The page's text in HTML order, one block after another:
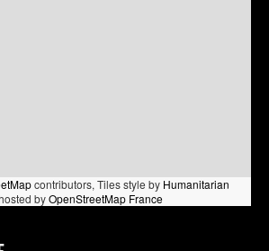
contributors, Tiles style by Humanitarian
byOpenStreetMap France